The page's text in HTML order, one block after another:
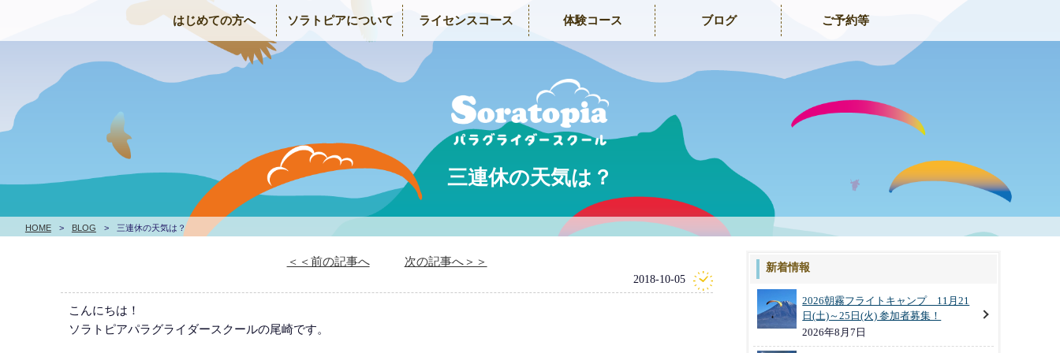
はじめての方へ ソラトピアについて ライセンスコース 体験コース ブログ ご予約等
HOME > BLOG > 三連休の天気は？
三連休の天気は？
＜＜前の記事へ 次の記事へ＞＞
2018-10-05
こんにちは！
ソラトピアパラグライダースクールの尾崎です。
新着情報
2026朝霧フライトキャンプ 11月21
日(土)～25日(火) 参加者募集！
2026年8月7日